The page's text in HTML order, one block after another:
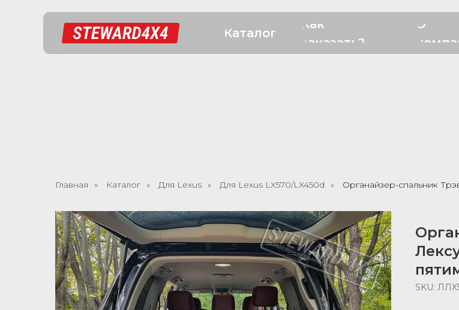
О
Как
заказать?
Каталог
Главная » Каталог » Для Lexus » Для Lexus LX570/LX450d » Органайзер-спальник
SKU: